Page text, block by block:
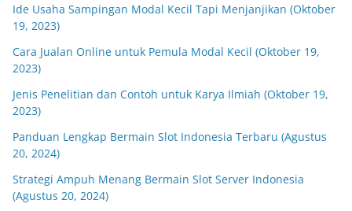
Ide Usaha Sampingan Modal Kecil Tapi Menjanjikan (Oktober
19, 2023)
Cara Jualan Online untuk Pemula Modal Kecil (Oktober 19,
2023)
Jenis Penelitian dan Contoh untuk Karya Ilmiah (Oktober 19,
2023)
Panduan Lengkap Bermain Slot Indonesia Terbaru (Agustus
20, 2024)
Strategi Ampuh Menang Bermain Slot Server Indonesia
(Agustus 20, 2024)